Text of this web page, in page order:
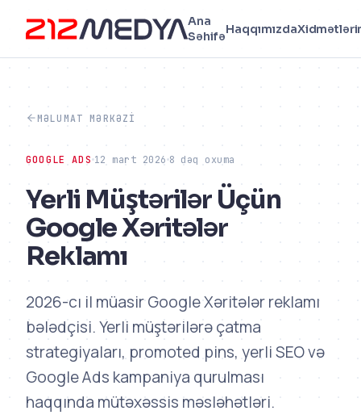
Ana
Səhifə
Haqqımızda
MƏLUMAT MƏRKƏZI
GOOGLE ADS 12 mart 2026 8 dəq oxuma
Yerli Müştərilər Üçün
Google Xəritələr
Reklamı
2026-cı il müasir Google Xəritələr reklamı
bələdçisi. Yerli müştərilərə çatma
strategiyaları, promoted pins, yerli SEO və
Google Ads kampaniya qurulması
haqqında mütəxəssis məsləhətləri.